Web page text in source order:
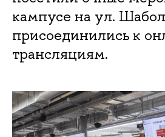
кампусе на ул.
присоединились к
трансляциям.